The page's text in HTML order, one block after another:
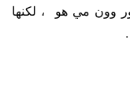
وون مي هو ، لكنها